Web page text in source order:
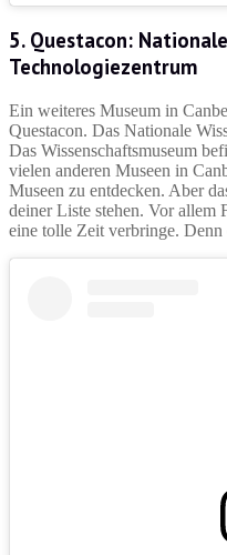
5. Questacon:
Technologiezentrum
Ein weiteres Museum in
Questacon. Das Nationale
Das Wissenschaftsmuseum
vielen anderen Museen in
Museen zu entdecken. Aber
deiner Liste stehen. Vor
eine tolle Zeit verbringe.